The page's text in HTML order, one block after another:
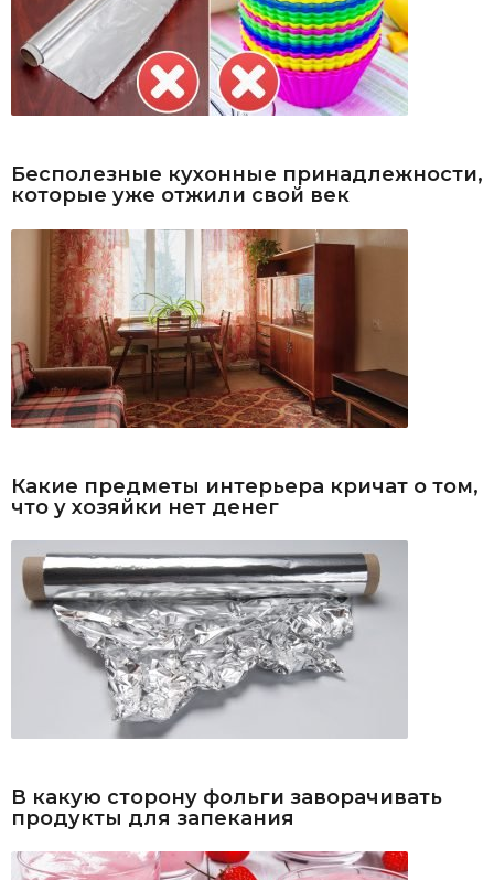
Бесполезные кухонные принадлежности,
которые уже отжили свой век
Какие предметы интерьера кричат о том,
что у хозяйки нет денег
В какую сторону фольги заворачивать
продукты для запекания